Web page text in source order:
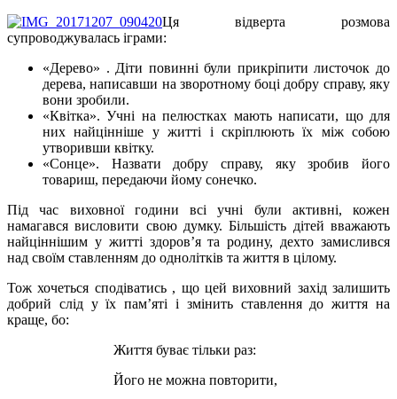
Ця відверта розмова
супроводжувалась іграми:
«Дерево» . Діти повинні були прикріпити листочок до
дерева, написавши на зворотному боці добру справу, яку
вони зробили.
«Квітка». Учні на пелюстках мають написати, що для
них найцінніше у житті і скріплюють їх між собою
утворивши квітку.
«Сонце». Назвати добру справу, яку зробив його
товариш, передаючи йому сонечко.
Під час виховної години всі учні були активні, кожен
намагався висловити свою думку. Більшість дітей вважають
найціннішим у житті здоров’я та родину, дехто замислився
над своїм ставленням до однолітків та життя в цілому.
Тож хочеться сподіватись , що цей виховний захід залишить
добрий слід у їх пам’яті і змінить ставлення до життя на
краще, бо:
Життя буває тільки раз:
Його не можна повторити,